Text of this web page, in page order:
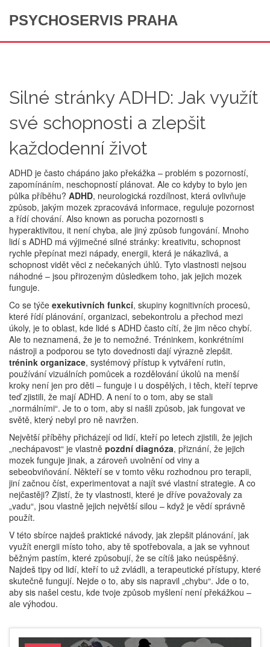
PSYCHOSERVIS PRAHA
Silné stránky ADHD: Jak využít
své schopnosti a zlepšit
každodenní život
ADHD je často chápáno jako překážka – problém s pozorností,
zapomínáním, neschopností plánovat. Ale co kdyby to bylo jen
půlka příběhu? ADHD, neurologická rozdílnost, která ovlivňuje
způsob, jakým mozek zpracovává informace, reguluje pozornost
a řídí chování. Also known as porucha pozornosti s
hyperaktivitou, it není chyba, ale jiný způsob fungování. Mnoho
lidí s ADHD má výjimečné silné stránky: kreativitu, schopnost
rychle přepínat mezi nápady, energii, která je nákazlivá, a
schopnost vidět věci z nečekaných úhlů. Tyto vlastnosti nejsou
náhodné – jsou přirozeným důsledkem toho, jak jejich mozek
funguje.
Co se týče exekutivních funkcí, skupiny kognitivních procesů,
které řídí plánování, organizaci, sebekontrolu a přechod mezi
úkoly, je to oblast, kde lidé s ADHD často cítí, že jim něco chybí.
Ale to neznamená, že je to nemožné. Tréninkem, konkrétními
nástroji a podporou se tyto dovednosti dají výrazně zlepšit.
trénink organizace, systémový přístup k vytváření rutin,
používání vizuálních pomůcek a rozdělování úkolů na menší
kroky není jen pro děti – funguje i u dospělých, i těch, kteří teprve
teď zjistili, že mají ADHD. A není to o tom, aby se stali
„normálními“. Je to o tom, aby si našli způsob, jak fungovat ve
světě, který nebyl pro ně navržen.
Největší příběhy přicházejí od lidí, kteří po letech zjistili, že jejich
„nechápavost“ je vlastně pozdní diagnóza, přiznání, že jejich
mozek funguje jinak, a zároveň uvolnění od viny a
sebeobviňování. Někteří se v tomto věku rozhodnou pro terapii,
jiní začnou číst, experimentovat a najít své vlastní strategie. A co
nejčastěji? Zjistí, že ty vlastnosti, které je dříve považovaly za
„vadu“, jsou vlastně jejich největší silou – když je vědí správně
použít.
V této sbírce najdeš praktické návody, jak zlepšit plánování, jak
využít energii místo toho, aby tě spotřebovala, a jak se vyhnout
běžným pastím, které způsobují, že se cítíš jako neúspěšný.
Najdeš tipy od lidí, kteří to už zvládli, a terapeutické přístupy, které
skutečně fungují. Nejde o to, aby sis napravil „chybu“. Jde o to,
aby sis našel cestu, kde tvoje způsob myšlení není překážkou –
ale výhodou.